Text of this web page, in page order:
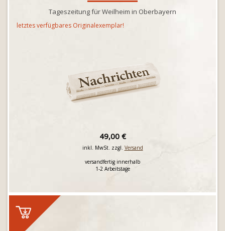
Tageszeitung für Weilheim in Oberbayern
letztes verfügbares Originalexemplar!
49,00 €
inkl. MwSt. zzgl. Versand
versandfertig innerhalb
1-2 Arbeitstage